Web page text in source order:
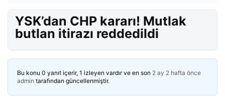
YSK’dan CHP kararı! Mutlak
butlan itirazı reddedildi
Bu konu 0 yanıt içerir, 1 izleyen vardır ve en son 2 ay 2 hafta önce
admin tarafından güncellenmiştir.